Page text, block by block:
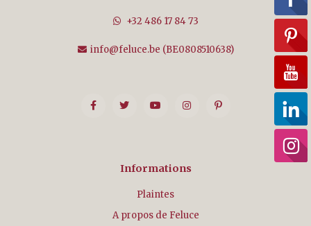
+32 486 17 84 73
info@feluce.be (BE0808510638)
Informations
Plaintes
A propos de Feluce